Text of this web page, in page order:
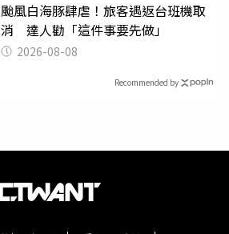
颱風白海豚肆虐！旅客遇返台班機取
消 達人勸「這件事要先做」
2026-08-08
Recommended by